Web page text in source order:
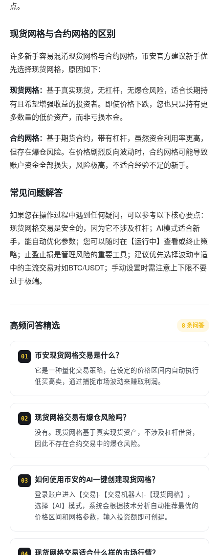
点。
现货网格与合约网格的区别
许多新手容易混淆现货网格与合约网格，币安官方建议新手优
先选择现货网格，原因如下：
现货网格： 基于真实现货，无杠杆，无爆仓风险，适合长期持
有且希望增强收益的投资者。即使价格下跌，您也只是持有更
多数量的低价资产，而非亏损本金。
合约网格： 基于期货合约，带有杠杆，虽然资金利用率更高，
但存在爆仓风险。在价格剧烈反向波动时，合约网格可能导致
账户资金全部损失，风险极高，不适合经验不足的新手。
常见问题解答
如果您在操作过程中遇到任何疑问，可以参考以下核心要点：
现货网格交易是安全的，因为它不涉及杠杆；AI模式适合新
手，能自动优化参数；您可以随时在【运行中】查看或终止策
略；止盈止损是管理风险的重要工具；建议优先选择波动率适
中的主流交易对如BTC/USDT；手动设置时需注意上下限不要
过于极端。
高频问答精选 8 条问答
01 币安现货网格交易是什么？
它是一种量化交易策略，在设定的价格区间内自动执行
低买高卖，通过捕捉市场波动来赚取利润。
02 现货网格交易有爆仓风险吗？
没有。现货网格基于真实现货资产，不涉及杠杆借贷，
因此不存在合约交易中的爆仓风险。
03 如何使用币安的AI一键创建现货网格？
登录账户进入【交易]-【交易机器人]-【现货网格】，
选择【AI】模式，系统会根据技术分析自动推荐最优的
价格区间和网格参数，输入投资额即可创建。
现货网格交易适合什么样的市场行情？